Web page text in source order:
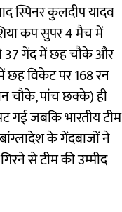
स्पिनर कुलदीप यादव
कप सुपर 4 मैच में
37 गेंद में छह चौके और
विकेट पर 168 रन
चौके, पांच छक्के) ही
गई जबकि भारतीय टीम
के गेंदबाजों ने
से टीम की उम्मीद